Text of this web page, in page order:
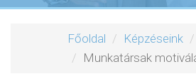
Főoldal Képzéseink
Munkatársak